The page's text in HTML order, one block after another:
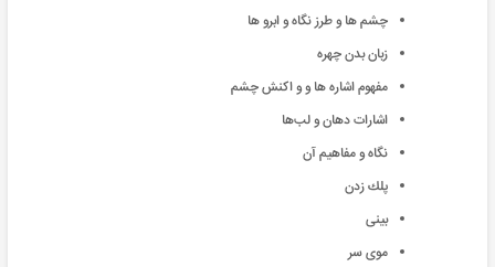
چشم ها و طرز نگاه و ابرو ها
زبان بدن چهره
مفهوم اشاره ها و و اکنش چشم
اشارات دهان و لب‌ها
نگاه و مفاهیم آن
پلك زدن
بینی
موی سر